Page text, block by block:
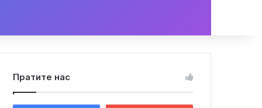
Пратите нас